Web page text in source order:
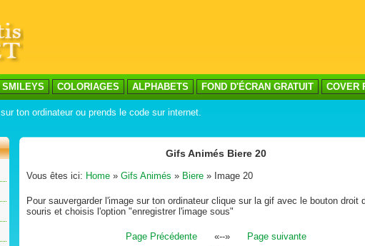
SMILEYS COLORIAGES ALPHABETS FOND D'ÉCRAN GRATUIT COVER
sur ton ordinateur ou prends le code sur internet.
Gifs Animés Biere 20
Vous êtes ici: Home » Gifs Animés » Biere » Image 20
Pour sauvergarder l'image sur ton ordinateur clique sur la gif avec le bouton droit
souris et choisis l'option "enregistrer l'image sous"
Page Précédente«--» Page suivante